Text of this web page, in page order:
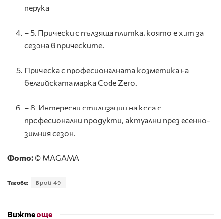
перука
– 5. Прически с пълзяща плитка, която е хит за
сезона в прическите.
Прическа с професионалната козметика на
белгийската марка Code Zero.
– 8. Интересни стилизации на коса с
професионални продукти, актуални през есенно-
зимния сезон.
Фото:© MAGAMA
Тагове: Брой 49
Вижтеоще